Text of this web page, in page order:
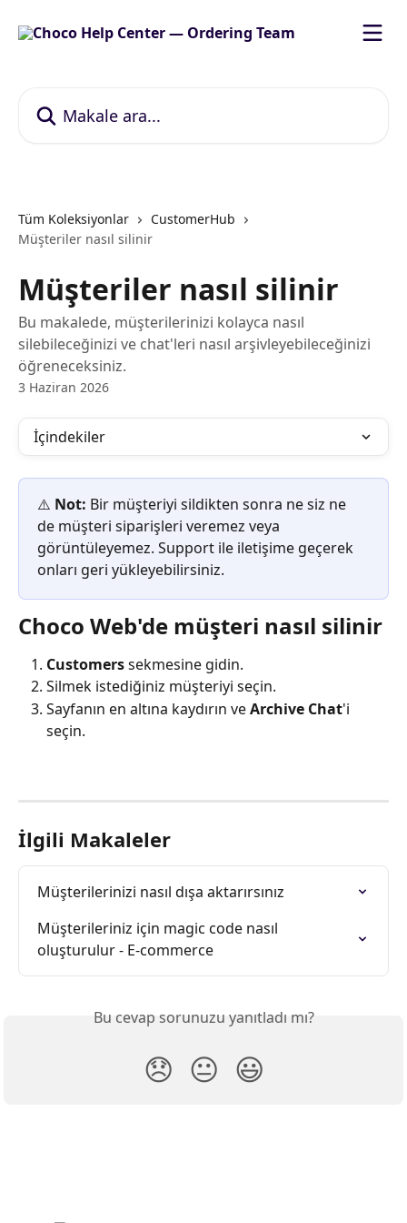
Tüm Koleksiyonlar
CustomerHub
Müşteriler nasıl silinir
Müşteriler nasıl silinir
Bu makalede, müşterilerinizi kolayca nasıl
silebileceğinizi ve chat'leri nasıl arşivleyebileceğinizi
öğreneceksiniz.
3 Haziran 2026
İçindekiler
⚠️ Not: Bir müşteriyi sildikten sonra ne siz ne
de müşteri siparişleri veremez veya
görüntüleyemez. Support ile iletişime geçerek
onları geri yükleyebilirsiniz.
Choco Web'de müşteri nasıl silinir
Customers sekmesine gidin.
Silmek istediğiniz müşteriyi seçin.
Sayfanın en altına kaydırın ve Archive Chat'i
seçin.
İlgili Makaleler
Müşterilerinizi nasıl dışa aktarırsınız
Müşterileriniz için magic code nasıl
oluşturulur - E-commerce
Bu cevap sorunuzu yanıtladı mı?
😞 😐 😃